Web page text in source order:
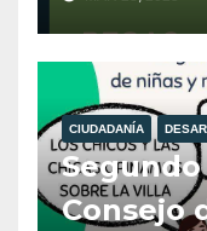
CIUDADANÍA
Consejo